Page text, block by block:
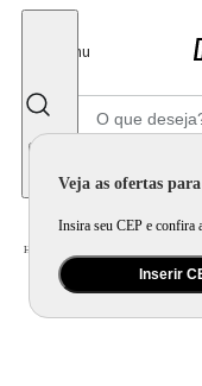
Menu
Veja as ofertas
Insira seu CEP e confira
Inserir
Home